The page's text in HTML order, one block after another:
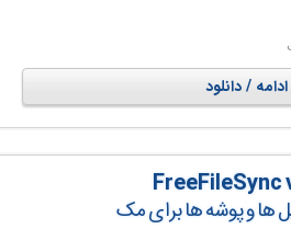
ادامه / دانلود
ها و پوشه ها برای مک